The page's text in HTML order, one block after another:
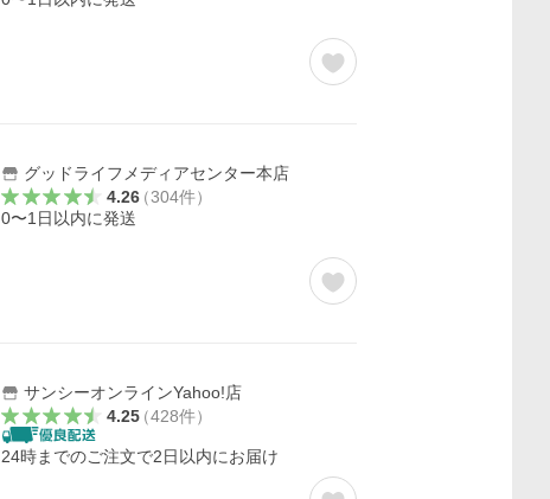
グッドライフメディアセンター本店
4.26（304件）
0〜1日以内に発送
サンシーオンラインYahoo!店
4.25（428件）
24時までのご注文で2日以内にお届け